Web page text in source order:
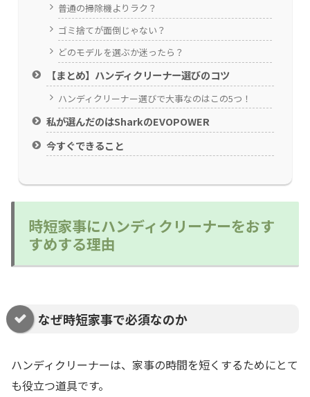
普通の掃除機よりラク？
ゴミ捨てが面倒じゃない？
どのモデルを選ぶか迷ったら？
【まとめ】ハンディクリーナー選びのコツ
ハンディクリーナー選びで大事なのはこの5つ！
私が選んだのはSharkのEVOPOWER
今すぐできること
時短家事にハンディクリーナーをおす
すめする理由
なぜ時短家事で必須なのか
ハンディクリーナーは、家事の時間を短くするためにとて
も役立つ道具です。